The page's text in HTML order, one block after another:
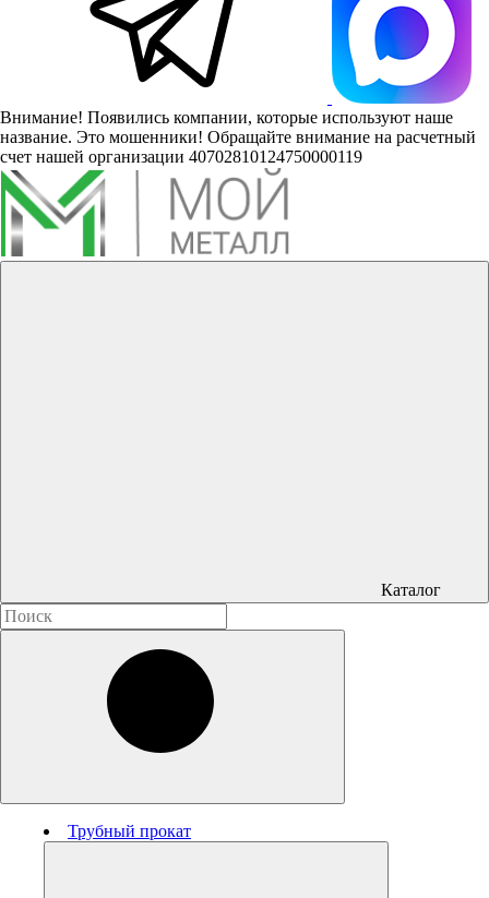
Внимание! Появились компании, которые используют наше
название. Это мошенники! Обращайте внимание на расчетный
счет нашей организации 40702810124750000119
Каталог
Трубный прокат